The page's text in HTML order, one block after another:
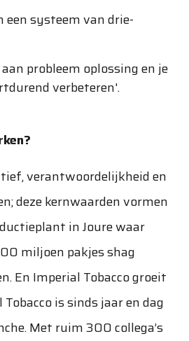
systeem van drie-
probleem oplossing en je
verbeteren'.
verantwoordelijkheid en
deze kernwaarden vormen
in Joure waar
miljoen pakjes shag
En Imperial Tobacco groeit
is sinds jaar en dag
Met ruim 300 collega’s